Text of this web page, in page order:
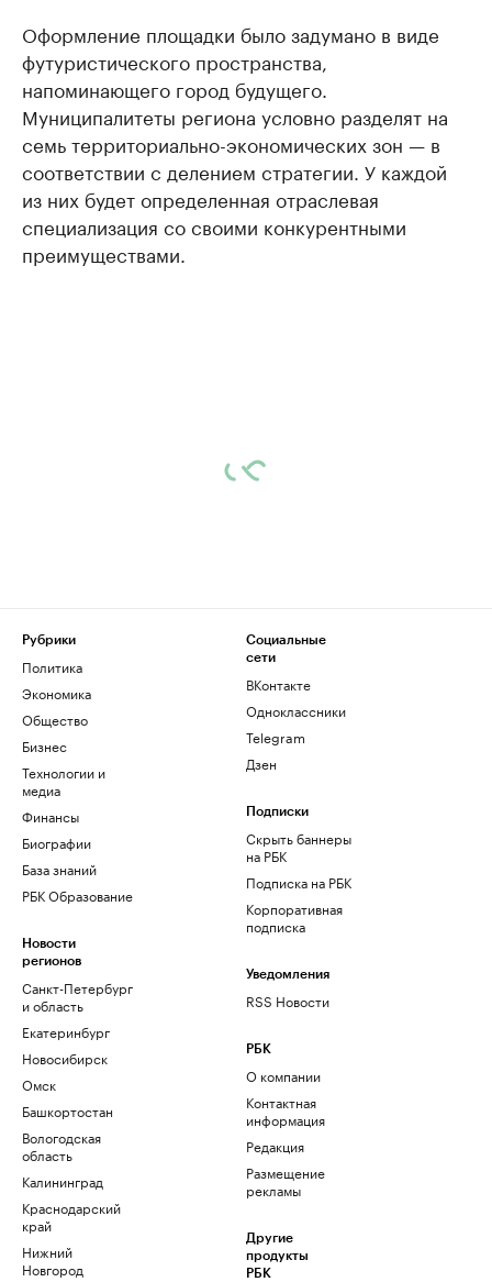
Оформление площадки было задумано в виде
футуристического пространства,
напоминающего город будущего.
Муниципалитеты региона условно разделят на
семь территориально-экономических зон — в
соответствии с делением стратегии. У каждой
из них будет определенная отраслевая
специализация со своими конкурентными
преимуществами.
Рубрики
Политика
Экономика
Общество
Бизнес
Технологии и
медиа
Финансы
Биографии
База знаний
РБК Образование
Новости
регионов
Санкт-Петербург
и область
Екатеринбург
Новосибирск
Омск
Башкортостан
Вологодская
область
Калининград
Краснодарский
край
Нижний
Новгород
Социальные
сети
ВКонтакте
Одноклассники
Telegram
Дзен
Подписки
Скрыть баннеры
на РБК
Подписка на РБК
Корпоративная
подписка
Уведомления
RSS Новости
РБК
О компании
Контактная
информация
Редакция
Размещение
рекламы
Другие
продукты
РБК